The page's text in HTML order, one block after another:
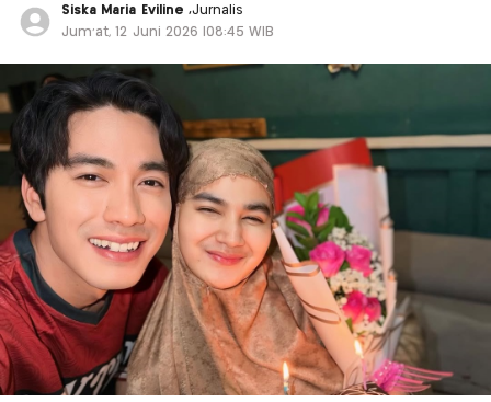
Siska Maria Eviline ,Jurnalis
Jum'at, 12 Juni 2026 |08:45 WIB